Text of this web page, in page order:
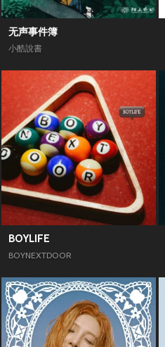
无声事件簿
小酷說書
BOYLIFE
BOYNEXTDOOR